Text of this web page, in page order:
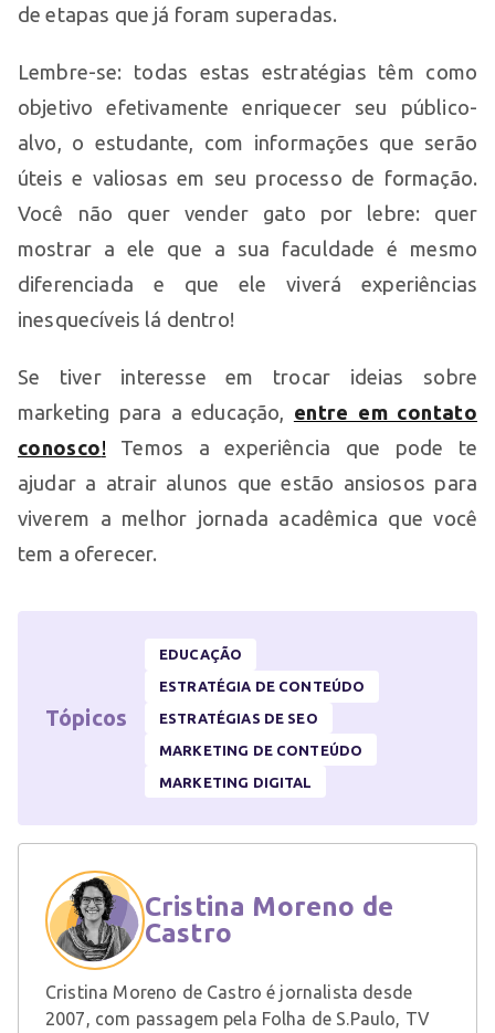
de etapas que já foram superadas.
Lembre-se: todas estas estratégias têm como
objetivo efetivamente enriquecer seu público-
alvo, o estudante, com informações que serão
úteis e valiosas em seu processo de formação.
Você não quer vender gato por lebre: quer
mostrar a ele que a sua faculdade é mesmo
diferenciada e que ele viverá experiências
inesquecíveis lá dentro!
Se tiver interesse em trocar ideias sobre
marketing para a educação, entre em contato
conosco!Temos a experiência que pode te
ajudar a atrair alunos que estão ansiosos para
viverem a melhor jornada acadêmica que você
tem a oferecer.
Tópicos
EDUCAÇÃO
ESTRATÉGIA DE CONTEÚDO
ESTRATÉGIAS DE SEO
MARKETING DE CONTEÚDO
MARKETING DIGITAL
Cristina Moreno de
Castro
Cristina Moreno de Castro é jornalista desde
2007, com passagem pela Folha de S.Paulo, TV